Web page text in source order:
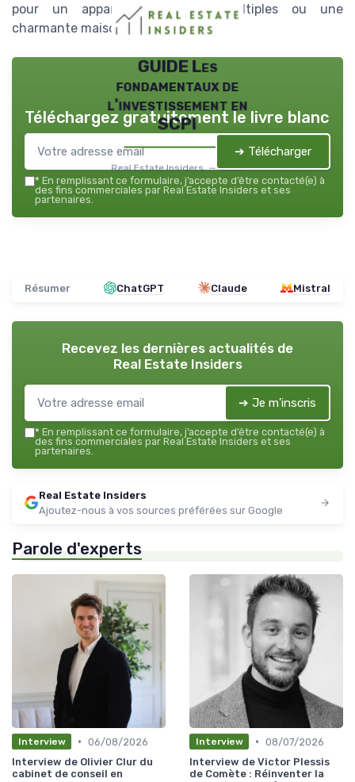
pour un appartement pièces multiples ou une
charmante maison pièces bien située.
GUIDE Les
fondamentaux de
l'investissement en
SCPI
Real Estate Insiders — 2026
Téléchargez gratuitement le livre blanc
➔ Télécharger
* En remplissant ce formulaire, j’accepte d’être contacté(e) à
des fins commerciales par Real Estate Insiders et ses
partenaires.
Résumer ChatGPT Claude Mistral
Recevez les dernières actualités de
Real Estate Insiders
➔ Je m'inscris
* En remplissant ce formulaire, j’accepte d’être contacté(e) à
des fins commerciales par Real Estate Insiders et ses
partenaires.
Real Estate Insiders
Ajoutez-nous à vos sources préférées sur Google
Parole d'experts
Interview • 06/08/2026
Interview de Olivier Clur du
cabinet de conseil en
Interview • 08/07/2026
Interview de Victor Plessis
de Comète : Réinventer la